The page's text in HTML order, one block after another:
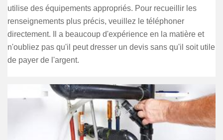
utilise des équipements appropriés. Pour recueillir les
renseignements plus précis, veuillez le téléphoner
directement. Il a beaucoup d'expérience en la matière et
n'oubliez pas qu'il peut dresser un devis sans qu'il soit utile
de payer de l'argent.